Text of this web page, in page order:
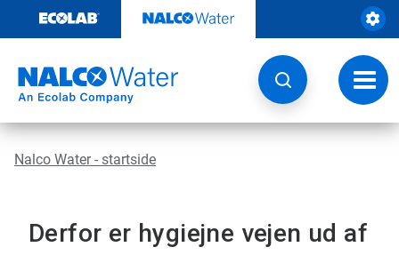
indhold
Skift
Nalco Water - startside
Derfor er hygiejne vejen ud af